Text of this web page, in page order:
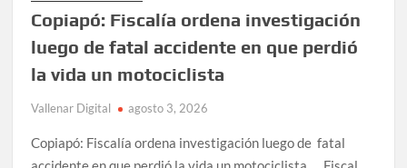
Copiapó: Fiscalía ordena investigación
luego de fatal accidente en que perdió
la vida un motociclista
Vallenar Digital agosto 3, 2026
Copiapó: Fiscalía ordena investigación luego de fatal